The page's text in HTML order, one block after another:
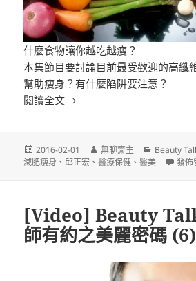
什麼食物讓你越吃越瘦？
本集節目要討論目前最受歡迎的高纖
幫助瘦身？有什麼陷阱要注意？
閱讀全文 [Video] Beauty Talk – 與
發
佈
2016-02-01
作
者
無聊齋主
分
類
Beauty
減肥瘦身 、邱正宏 、醫療保健 、醫美 在〈
發佈
[Video] Beauty
師有約之美麗密碼 (6)